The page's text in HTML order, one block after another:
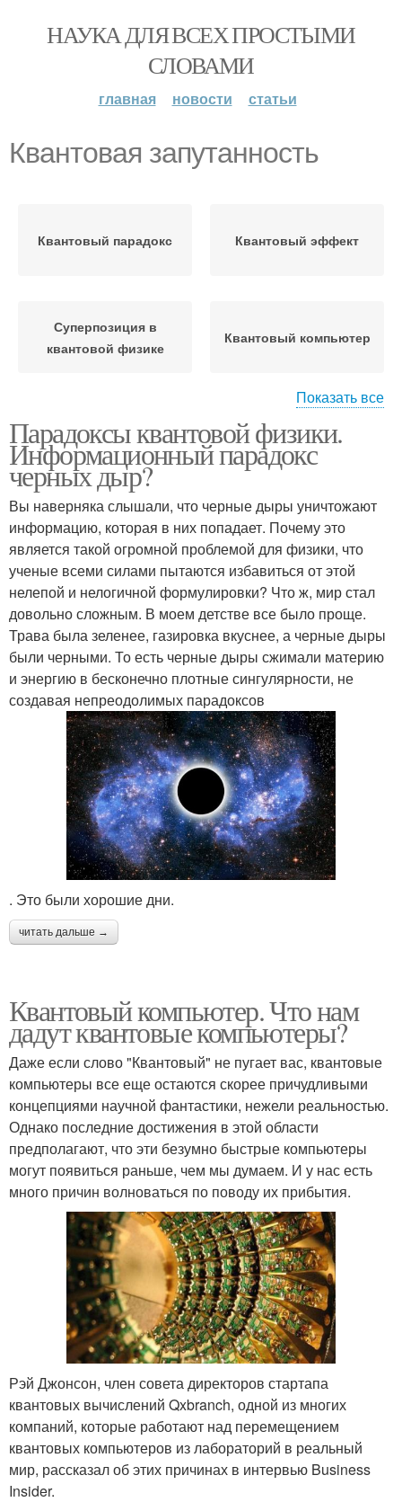
НАУКА ДЛЯ ВСЕХ ПРОСТЫМИ
СЛОВАМИ
главная новости статьи
Квантовая запутанность
Квантовый парадокс Квантовый эффект
Суперпозиция в
квантовой физике
Квантовый компьютер
Квантовые компьютеры Квантовый процессор
Квантовая
криптография
Запутанность для
чайников
Показать все
Парадоксы квантовой физики.
Информационный парадокс
черных дыр?
Вы наверняка слышали, что черные дыры уничтожают
информацию, которая в них попадает. Почему это
является такой огромной проблемой для физики, что
ученые всеми силами пытаются избавиться от этой
нелепой и нелогичной формулировки? Что ж, мир стал
довольно сложным. В моем детстве все было проще.
Трава была зеленее, газировка вкуснее, а черные дыры
были черными. То есть черные дыры сжимали материю
и энергию в бесконечно плотные сингулярности, не
создавая непреодолимых парадоксов
. Это были хорошие дни.
читать дальше →
Квантовый компьютер. Что нам
дадут квантовые компьютеры?
Даже если слово "Квантовый" не пугает вас, квантовые
компьютеры все еще остаются скорее причудливыми
концепциями научной фантастики, нежели реальностью.
Однако последние достижения в этой области
предполагают, что эти безумно быстрые компьютеры
могут появиться раньше, чем мы думаем. И у нас есть
много причин волноваться по поводу их прибытия.
Рэй Джонсон, член совета директоров стартапа
квантовых вычислений Qxbranch, одной из многих
компаний, которые работают над перемещением
квантовых компьютеров из лабораторий в реальный
мир, рассказал об этих причинах в интервью Business
Insider.